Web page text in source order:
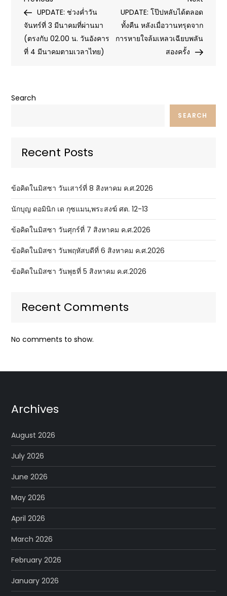
navigation
PostUPDATE: ช่วงค่ำวัน
จันทร์ที่ 3 มีนาคมที่ผ่านมา
(ตรงกับ 02.00 น. วันอังคาร
ที่ 4 มีนาคมตามเวลาไทย)
Post
UPDATE: โป๊ปหลับได้ตลอด
ทั้งคืน หลังเมื่อวานทรุดจาก
การหายใจล้มเหลวเฉียบพลัน
สองครั้ง
Search
SEARCH
Recent Posts
ข้อคิดในมิสซา วันเสาร์ที่ 8 สิงหาคม ค.ศ.2026
นักบุญ ดอมินิก เด กุซแมน,พระสงฆ์ ศต. 12-13
ข้อคิดในมิสซา วันศุกร์ที่ 7 สิงหาคม ค.ศ.2026
ข้อคิดในมิสซา วันพฤหัสบดีที่ 6 สิงหาคม ค.ศ.2026
ข้อคิดในมิสซา วันพุธที่ 5 สิงหาคม ค.ศ.2026
Recent Comments
No comments to show.
Archives
August 2026
July 2026
June 2026
May 2026
April 2026
March 2026
February 2026
January 2026